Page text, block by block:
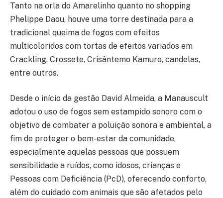
Tanto na orla do Amarelinho quanto no shopping
Phelippe Daou, houve uma torre destinada para a
tradicional queima de fogos com efeitos
multicoloridos com tortas de efeitos variados em
Crackling, Crossete, Crisântemo Kamuro, candelas,
entre outros.
Desde o início da gestão David Almeida, a Manauscult
adotou o uso de fogos sem estampido sonoro com o
objetivo de combater a poluição sonora e ambiental, a
fim de proteger o bem-estar da comunidade,
especialmente aquelas pessoas que possuem
sensibilidade a ruídos, como idosos, crianças e
Pessoas com Deficiência (PcD), oferecendo conforto,
além do cuidado com animais que são afetados pelo